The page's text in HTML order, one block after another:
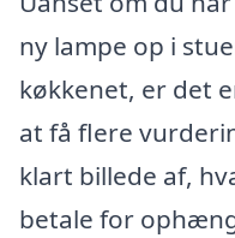
ny lampe op i
køkkenet, er det
at få flere
klart billede af,
betale for